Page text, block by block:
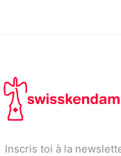
Inscris toi à la